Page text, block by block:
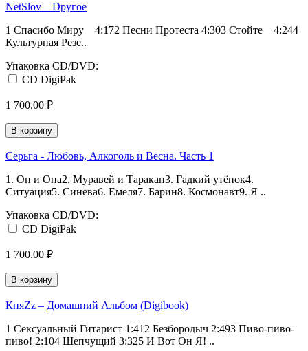
NetSlov – Dругое
1 Спасибо Миру 4:172 Песни Протеста 4:303 Стойте 4:244
Культурная Резе..
Упаковка CD/DVD:
CD DigiPak
1 700.00 ₽
В корзину
Серьга - Любовь, Алкоголь и Весна. Часть 1
1. Он и Она2. Муравей и Таракан3. Гадкий утёнок4.
Ситуация5. Синева6. Емеля7. Барин8. Космонавт9. Я ..
Упаковка CD/DVD:
CD DigiPak
1 700.00 ₽
В корзину
КняZz – Домашний Альбом (Digibook)
1 Сексуальный Гитарист 1:412 Безбородыч 2:493 Пиво-пиво-
пиво! 2:104 Шепчущий 3:325 И Вот Он Я! ..